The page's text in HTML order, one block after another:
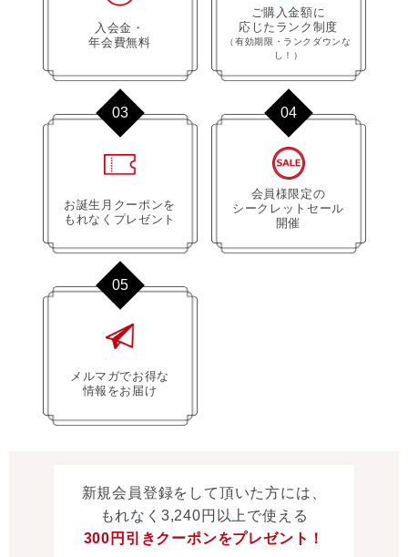
入会金・
年会費無料
ご購入金額に
応じたランク制度
（有効期限・ランクダウンな
し！）
03
お誕生月クーポンを
もれなくプレゼント
04
会員様限定の
シークレットセール
開催
05
メルマガでお得な
情報をお届け
新規会員登録をして頂いた方には、
もれなく3,240円以上で使える
300円引きクーポンをプレゼント！